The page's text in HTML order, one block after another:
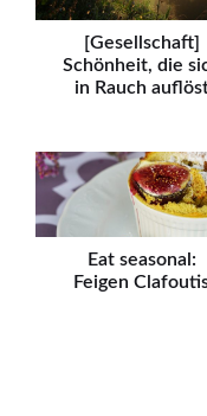
[Gesellschaft]
Schönheit, die
in Rauch
Eat seasonal:
Feigen